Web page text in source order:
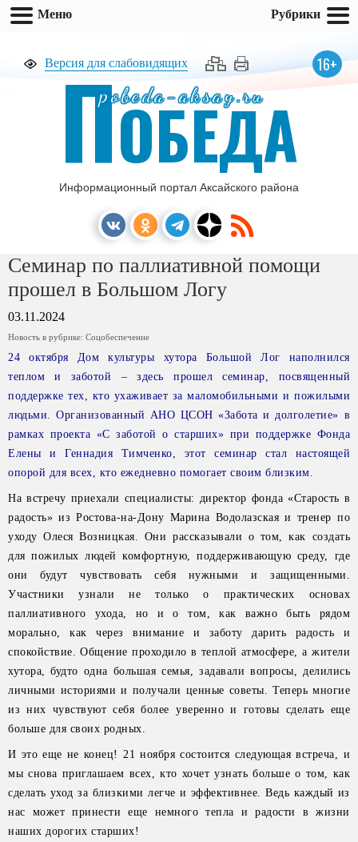
Версия для слабовидящих 16+
pobeda-aksay.ru
ПОБЕДА
Информационный портал Аксайского района
Семинар по паллиативной помощи
прошел в Большом Логу
03.11.2024
Новость в рубрике: Соцобеспечение
24 октября Дом культуры хутора Большой Лог наполнился
теплом и заботой – здесь прошел семинар, посвященный
поддержке тех, кто ухаживает за маломобильными и пожилыми
людьми. Организованный АНО ЦСОН «Забота и долголетие» в
рамках проекта «С заботой о старших» при поддержке Фонда
Елены и Геннадия Тимченко, этот семинар стал настоящей
опорой для всех, кто ежедневно помогает своим близким.
На встречу приехали специалисты: директор фонда «Старость в
радость» из Ростова-на-Дону Марина Водолазская и тренер по
уходу Олеся Возницкая. Они рассказывали о том, как создать
для пожилых людей комфортную, поддерживающую среду, где
они будут чувствовать себя нужными и защищенными.
Участники узнали не только о практических основах
паллиативного ухода, но и о том, как важно быть рядом
морально, как через внимание и заботу дарить радость и
спокойствие. Общение проходило в теплой атмосфере, а жители
хутора, будто одна большая семья, задавали вопросы, делились
личными историями и получали ценные советы. Теперь многие
из них чувствуют себя более уверенно и готовы сделать еще
больше для своих родных.
И это еще не конец! 21 ноября состоится следующая встреча, и
мы снова приглашаем всех, кто хочет узнать больше о том, как
сделать уход за близкими легче и эффективнее. Ведь каждый из
нас может принести еще немного тепла и радости в жизни
наших дорогих старших!
Меню Рубрики